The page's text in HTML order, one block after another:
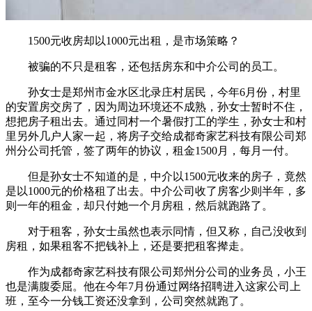
1500元收房却以1000元出租，是市场策略？
被骗的不只是租客，还包括房东和中介公司的员工。
孙女士是郑州市金水区北录庄村居民，今年6月份，村里
的安置房交房了，因为周边环境还不成熟，孙女士暂时不住，
想把房子租出去。通过同村一个暑假打工的学生，孙女士和村
里另外几户人家一起，将房子交给成都奇家艺科技有限公司郑
州分公司托管，签了两年的协议，租金1500月，每月一付。
但是孙女士不知道的是，中介以1500元收来的房子，竟然
是以1000元的价格租了出去。中介公司收了房客少则半年，多
则一年的租金，却只付她一个月房租，然后就跑路了。
对于租客，孙女士虽然也表示同情，但又称，自己没收到
房租，如果租客不把钱补上，还是要把租客撵走。
作为成都奇家艺科技有限公司郑州分公司的业务员，小王
也是满腹委屈。他在今年7月份通过网络招聘进入这家公司上
班，至今一分钱工资还没拿到，公司突然就跑了。